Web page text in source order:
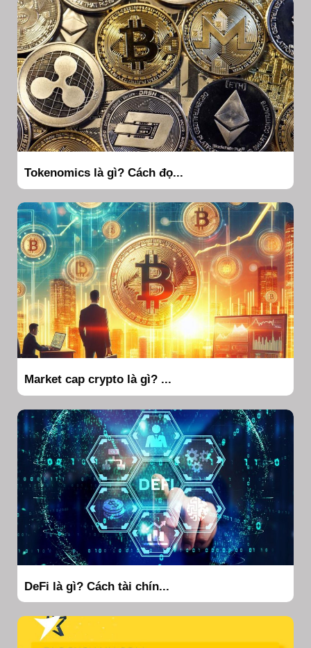
Tokenomics là gì? Cách đọ...
Market cap crypto là gì? ...
DeFi là gì? Cách tài chín...